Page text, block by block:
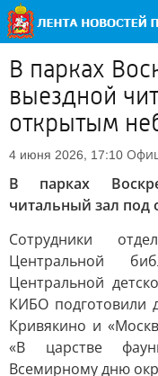
В парках
выездной
открытым
4 июня 2026, 17:10
В парках
читальный зал
Сотрудники
Центральной
Центральной
КИБО подготовили
Кривякино и
«В царстве
Всемирному дню